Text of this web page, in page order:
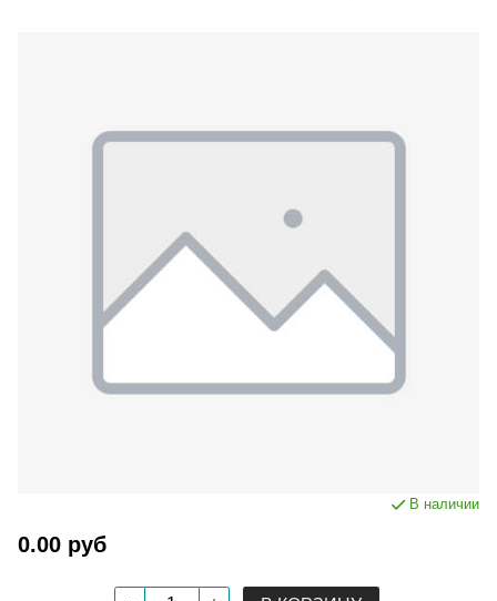
В наличии
0.00 руб